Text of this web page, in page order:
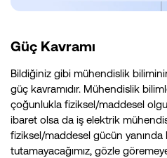
Güç Kavramı
Bildiğiniz gibi mühendislik
güç kavramıdır. Mühendislik
çoğunlukla fiziksel/maddesel
ibaret olsa da iş elektrik
fiziksel/maddesel gücün
tutamayacağımız, gözle